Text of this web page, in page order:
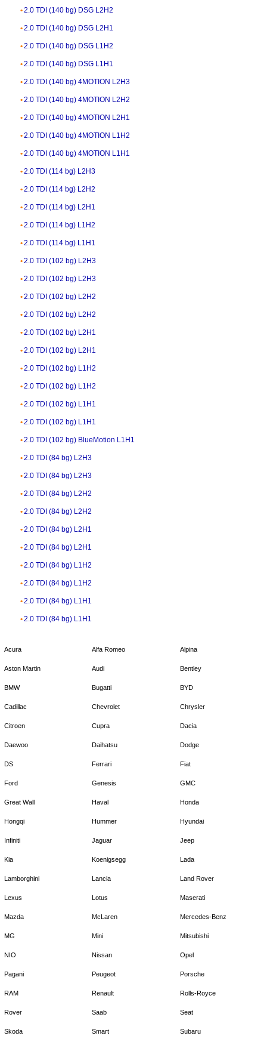
2.0 TDI (140 bg) DSG L2H2
2.0 TDI (140 bg) DSG L2H1
2.0 TDI (140 bg) DSG L1H2
2.0 TDI (140 bg) DSG L1H1
2.0 TDI (140 bg) 4MOTION L2H3
2.0 TDI (140 bg) 4MOTION L2H2
2.0 TDI (140 bg) 4MOTION L2H1
2.0 TDI (140 bg) 4MOTION L1H2
2.0 TDI (140 bg) 4MOTION L1H1
2.0 TDI (114 bg) L2H3
2.0 TDI (114 bg) L2H2
2.0 TDI (114 bg) L2H1
2.0 TDI (114 bg) L1H2
2.0 TDI (114 bg) L1H1
2.0 TDI (102 bg) L2H3
2.0 TDI (102 bg) L2H3
2.0 TDI (102 bg) L2H2
2.0 TDI (102 bg) L2H2
2.0 TDI (102 bg) L2H1
2.0 TDI (102 bg) L2H1
2.0 TDI (102 bg) L1H2
2.0 TDI (102 bg) L1H2
2.0 TDI (102 bg) L1H1
2.0 TDI (102 bg) L1H1
2.0 TDI (102 bg) BlueMotion L1H1
2.0 TDI (84 bg) L2H3
2.0 TDI (84 bg) L2H3
2.0 TDI (84 bg) L2H2
2.0 TDI (84 bg) L2H2
2.0 TDI (84 bg) L2H1
2.0 TDI (84 bg) L2H1
2.0 TDI (84 bg) L1H2
2.0 TDI (84 bg) L1H2
2.0 TDI (84 bg) L1H1
2.0 TDI (84 bg) L1H1
Acura Alfa Romeo Alpina
Aston Martin Audi Bentley
BMW Bugatti BYD
Cadillac Chevrolet Chrysler
Citroen Cupra Dacia
Daewoo Daihatsu Dodge
DS Ferrari Fiat
Ford Genesis GMC
Great Wall Haval Honda
Hongqi Hummer Hyundai
Infiniti Jaguar Jeep
Kia Koenigsegg Lada
Lamborghini Lancia Land Rover
Lexus Lotus Maserati
Mazda McLaren Mercedes-Benz
MG Mini Mitsubishi
NIO Nissan Opel
Pagani Peugeot Porsche
RAM Renault Rolls-Royce
Rover Saab Seat
Skoda Smart Subaru